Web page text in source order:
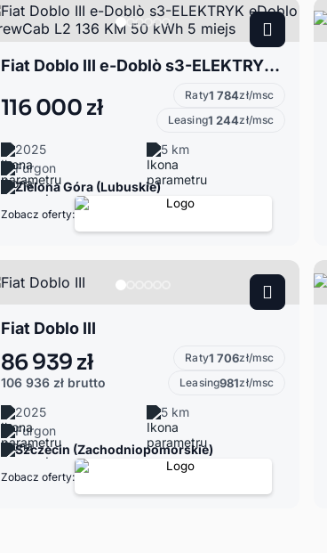
Fiat Doblo III e-Doblò s3-ELEKTRYK eDoblo CrewCab L2 136 KM 50 kWh 5 miejs
116 000 zł Raty1 784zł/msc
Leasing1 244zł/msc
2025
5 km
Furgon
Zielona Góra (Lubuskie)
Zobacz oferty:
Fiat Doblo III
86 939 zł
106 936 zł brutto
Raty1 706zł/msc
Leasing981zł/msc
2025
5 km
Furgon
Szczecin (Zachodniopomorskie)
Zobacz oferty: